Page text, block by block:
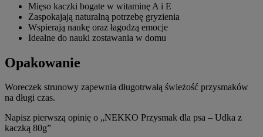
Mięso kaczki bogate w witaminę A i E
Zaspokajają naturalną potrzebę gryzienia
Wspierają naukę oraz łagodzą emocje
Idealne do nauki zostawania w domu
Opakowanie
Woreczek strunowy zapewnia długotrwałą świeżość przysmaków
na długi czas.
Napisz pierwszą opinię o „NEKKO Przysmak dla psa – Udka z
kaczką 80g”